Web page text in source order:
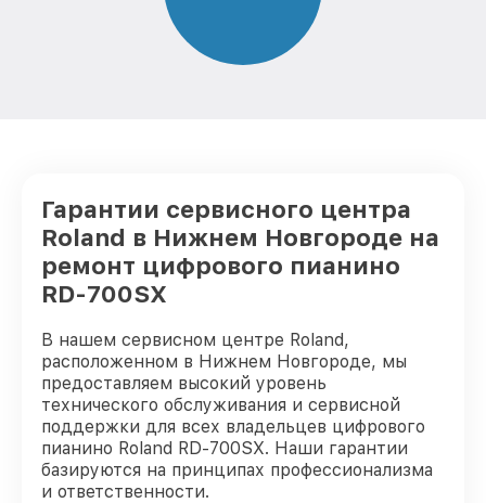
Гарантии сервисного центра
Roland в Нижнем Новгороде на
ремонт цифрового пианино
RD-700SX
В нашем сервисном центре Roland,
расположенном в Нижнем Новгороде, мы
предоставляем высокий уровень
технического обслуживания и сервисной
поддержки для всех владельцев цифрового
пианино Roland RD-700SX. Наши гарантии
базируются на принципах профессионализма
и ответственности.